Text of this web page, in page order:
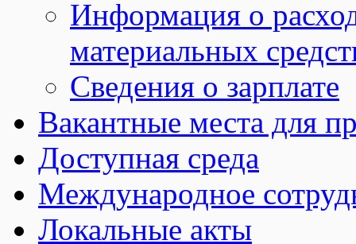
Информация о
материальных
Сведения о зарплате
Вакантные места для
Доступная среда
Международное
Локальные акты